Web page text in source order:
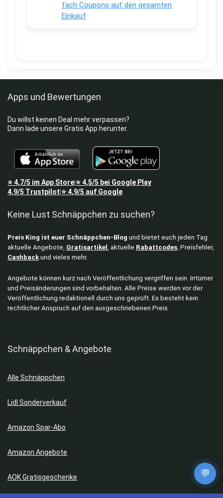
fach Coupons auf den gesamten
Einkauf
Apps und Bewertungen
Du willst keinen Deal mehr verpassen?
Dann lade unsere Gratis App herunter.
⭐4,7/5 im App Store|⭐4,5/5 bei Google Play
4,9/5 Trustpilot|⭐4,9/5 auf Google
Keine Lust Schnäppchen zu suchen?
Preis King ist euer Schnäppchen-Blog und bietet euch jeden Tag
aktuelle Angebote, Gratisartikel , aktuelle Rabattcodes, Preisfehler,
Cashbackund vieles mehr.
Angebote können kurz nach Veröffentlichung vergriffen sein. Irrtümer
und Preisänderungen sind vorbehalten. Alle Preise werden vor der
Veröffentlichung redaktionell durch uns geprüft. Es besteht kein
rechtlicher Anspruch auf den ausgeschriebenen Preis.
Schnäppchen & Angebote
Alle Schnäppchen
Lidl Sonderverkauf
Amazon Spar-Abo
Amazon Angebote
AOK Gratisgeschenke 💬